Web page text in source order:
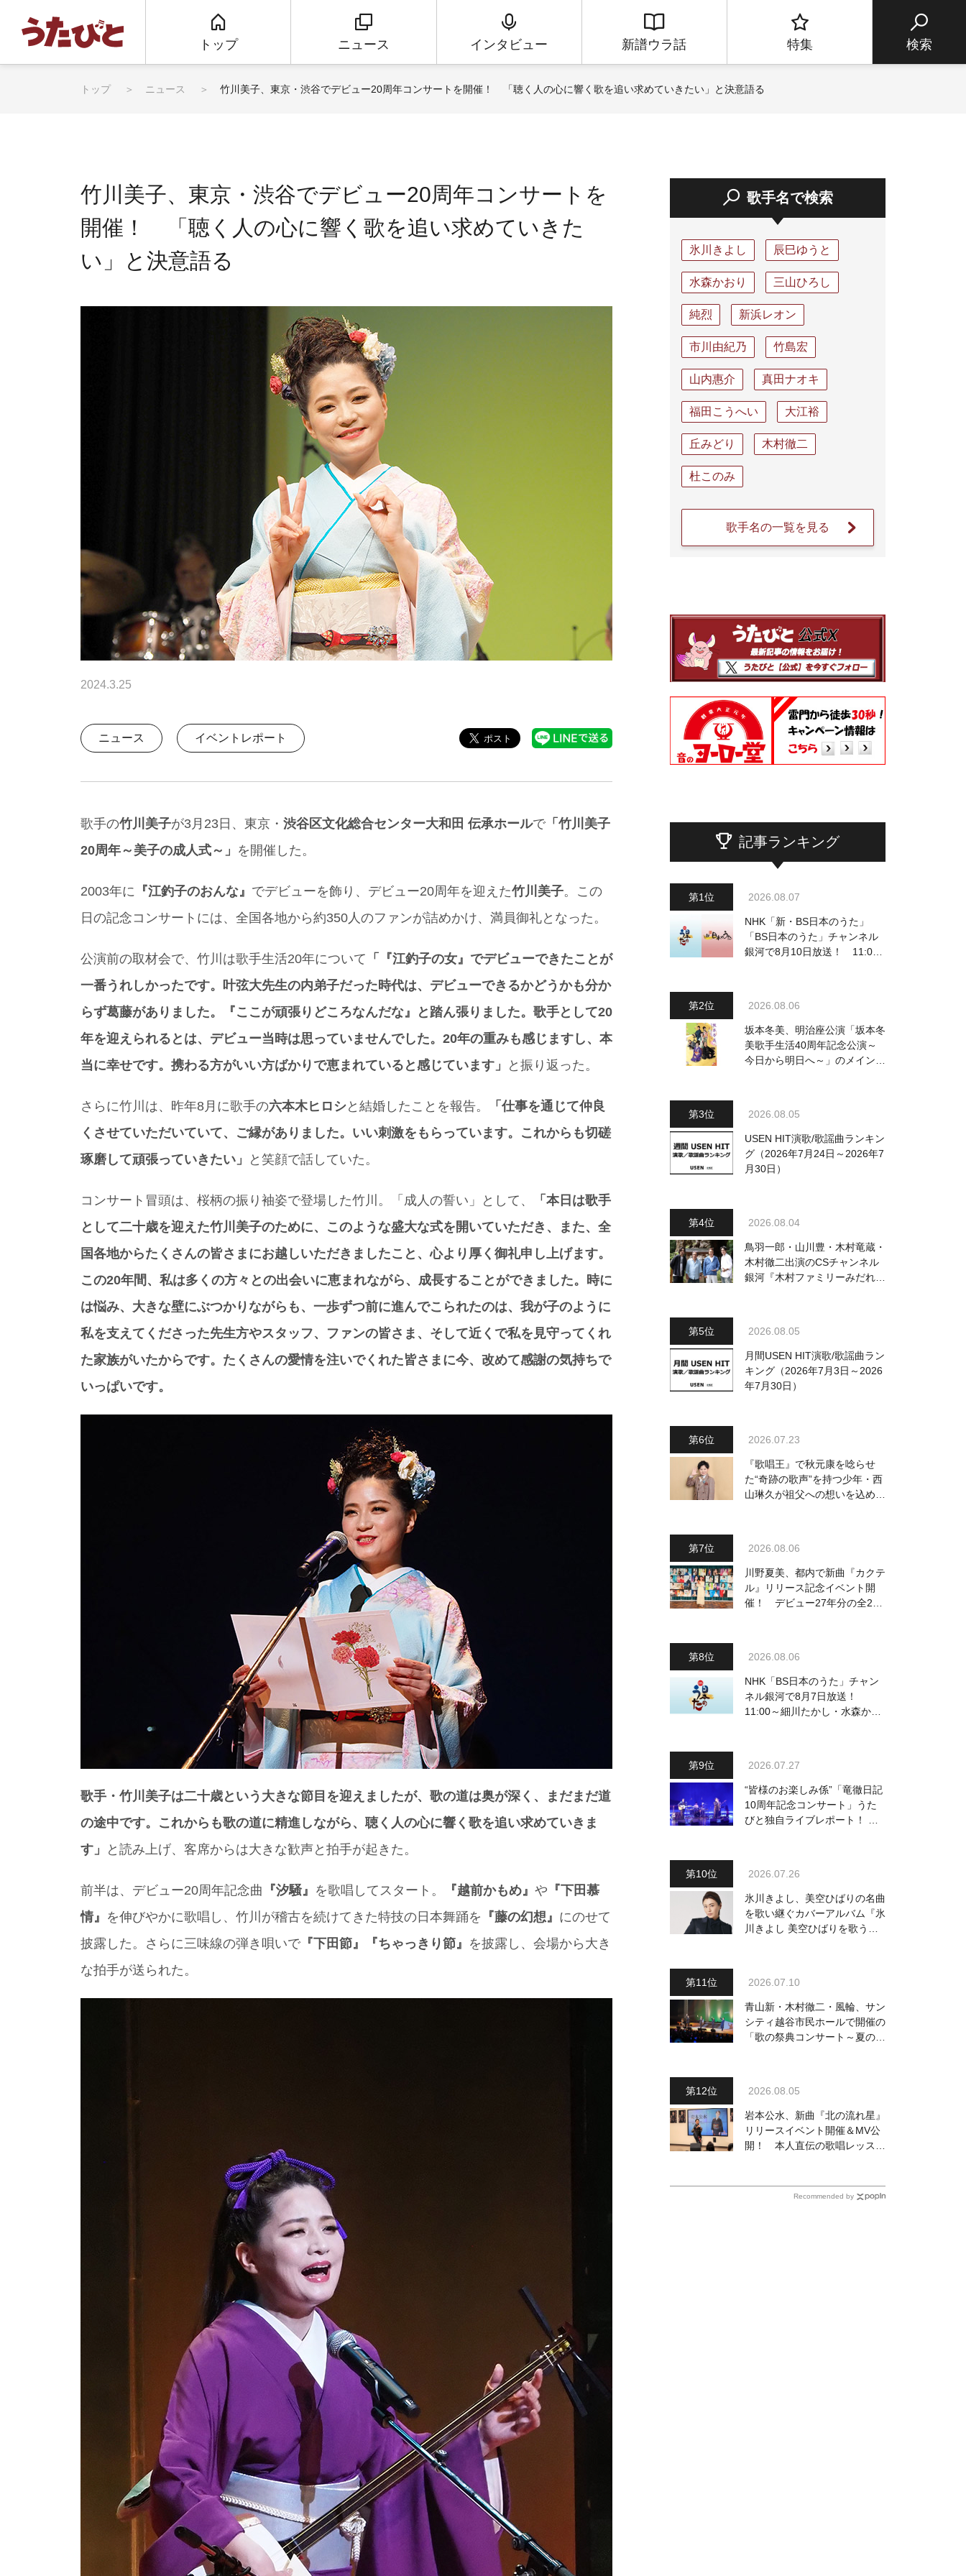
トップ ニュース インタビュー 新譜ウラ話 特集 検索
トップ ニュース 竹川美子、東京・渋谷でデビュー20周年コンサートを開催！ 「聴く人の心に響く歌を追い求めていきたい」と決意語る
竹川美子、東京・渋谷でデビュー20周年コンサートを
開催！ 「聴く人の心に響く歌を追い求めていきた
い」と決意語る
2024.3.25
ニュース イベントレポート
歌手の竹川美子が3月23日、東京・ 渋谷区文化総合センター大和田 伝承ホールで「竹川美子
20周年～美子の成人式～」 を開催した。
2003年に 『江釣子のおんな』 でデビューを飾り、デビュー20周年を迎えた竹川美子。この
日の記念コンサートには、全国各地から約350人のファンが詰めかけ、満員御礼となった。
公演前の取材会で、竹川は歌手生活20年について 「『江釣子の女』でデビューできたことが
一番うれしかったです。叶弦大先生の内弟子だった時代は、デビューできるかどうかも分か
らず葛藤がありました。『ここが頑張りどころなんだな』と踏ん張りました。歌手として20
年を迎えられるとは、デビュー当時は思っていませんでした。20年の重みも感じますし、本
当に幸せです。携わる方がいい方ばかりで恵まれていると感じています」
と振り返った。
さらに竹川は、昨年8月に歌手の六本木ヒロシと結婚したことを報告。
「仕事を通じて仲良
くさせていただいていて、ご縁がありました。いい刺激をもらっています。これからも切磋
琢磨して頑張っていきたい」
と笑顔で話していた。
コンサート冒頭は、桜柄の振り袖姿で登場した竹川。「成人の誓い」として、
「本日は歌手
として二十歳を迎えた竹川美子のために、このような盛大な式を開いていただき、また、全
国各地からたくさんの皆さまにお越しいただきましたこと、心より厚く御礼申し上げます。
この20年間、私は多くの方々との出会いに恵まれながら、成長することができました。時に
は悩み、大きな壁にぶつかりながらも、一歩ずつ前に進んでこられたのは、我が子のように
私を支えてくださった先生方やスタッフ、ファンの皆さま、そして近くで私を見守ってくれ
た家族がいたからです。たくさんの愛情を注いでくれた皆さまに今、改めて感謝の気持ちで
いっぱいです。
歌手・竹川美子は二十歳という大きな節目を迎えましたが、歌の道は奥が深く、まだまだ道
の途中です。これからも歌の道に精進しながら、聴く人の心に響く歌を追い求めていきま
す」
と読み上げ、客席からは大きな歓声と拍手が起きた。
前半は、デビュー20周年記念曲 『汐騒』 を歌唱してスタート。 『越前かもめ』 や 『下田慕
情』 を伸びやかに歌唱し、竹川が稽古を続けてきた特技の日本舞踊を 『藤の幻想』 にのせて
披露した。さらに三味線の弾き唄いで『下田節』『ちゃっきり節』 を披露し、会場から大き
な拍手が送られた。
歌手名で検索
氷川きよし 辰巳ゆうと
水森かおり 三山ひろし
純烈 新浜レオン
市川由紀乃 竹島宏
山内惠介 真田ナオキ
福田こうへい 大江裕
丘みどり 木村徹二
杜このみ
歌手名の一覧を見る
記事ランキング
2026.08.07
NHK「新・BS日本のうた」
「BS日本のうた」チャンネル
銀河で8月10日放送！ 11:00
出演者・曲目情報
2026.08.06
坂本冬美、明治座公演「坂本冬
美歌手生活40周年記念公演～
今日から明日へ～」のメインビ
2026.08.05
USEN HIT演歌/歌謡曲ランキン
グ（2026年7月24日～2026年7
月30日）
2026.08.04
鳥羽一郎・山川豊・木村竜蔵・
木村徹二出演のCSチャンネル
銀河『木村ファミリーみだれ旅
2026.08.05
月間USEN HIT演歌/歌謡曲ラン
キング（2026年7月3日～2026
年7月30日）
2026.07.23
『歌唱王』で秋元康を唸らせ
た“奇跡の歌声”を持つ少年・西
山琳久が祖父への想いを込めた
いちゃんとの絆を歌った曲を聴
いてください！」
2026.08.06
川野夏美、都内で新曲『カクテ
ル』リリース記念イベント開
催！ デビュー27年分の全280
2026.08.06
NHK「BS日本のうた」チャン
ネル銀河で8月7日放送！
11:00～細川たかし・水森かお
2026.07.27
“皆様のお楽しみ係”「竜徹日記
10周年記念コンサート」うた
びと独自ライブレポート！ 即
2026.07.26
氷川きよし、美空ひばりの名曲
を歌い継ぐカバーアルバム『氷
川きよし 美空ひばりを歌う』9
2026.07.10
青山新・木村徹二・風輪、サン
シティ越谷市民ホールで開催の
「歌の祭典コンサート～夏の陣
2026.08.05
岩本公水、新曲『北の流れ星』
リリースイベント開催＆MV公
開！ 本人直伝の歌唱レッスン
Recommended by